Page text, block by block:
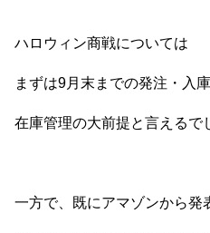
ハロウィン商戦については
まずは9月末までの発注・入
在庫管理の大前提と言えるで
一方で、既にアマゾンから発